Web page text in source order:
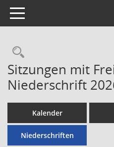
Toggle navigation
Sitzungen mit
Niederschrift
Kalender
Niederschriften